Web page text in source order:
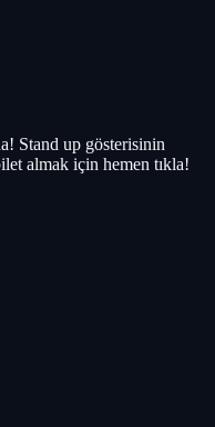
Stand up gösterisinin
almak için hemen tıkla!